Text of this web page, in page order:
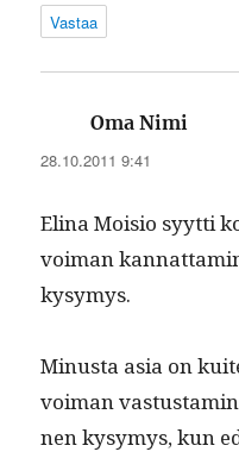
Vastaa
Oma Nimi
28.10.2011 9:41
Eli­na Moisio syyt­ti
voiman
kysymys.
Minus­ta asia on
voiman
nen kysymys, kun